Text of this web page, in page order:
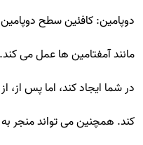
دوپامین: کافئین سطح
مانند آمفتامین ها عمل می
در شما ایجاد کند، اما پس
کند. همچنین می تواند منجر